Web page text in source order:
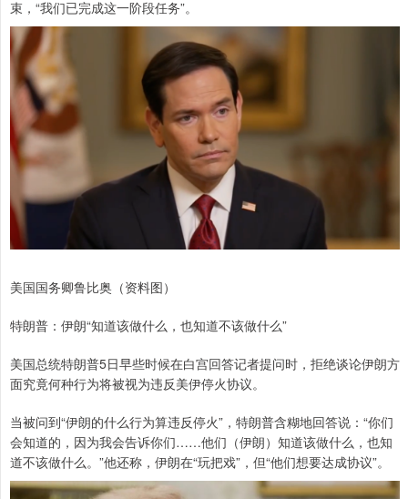
束，“我们已完成这一阶段任务”。
美国国务卿鲁比奥（资料图）
特朗普：伊朗“知道该做什么，也知道不该做什么”
美国总统特朗普5日早些时候在白宫回答记者提问时，拒绝谈论伊朗方
面究竟何种行为将被视为违反美伊停火协议。
当被问到“伊朗的什么行为算违反停火”，特朗普含糊地回答说：“你们
会知道的，因为我会告诉你们……他们（伊朗）知道该做什么，也知
道不该做什么。”他还称，伊朗在“玩把戏”，但“他们想要达成协议”。